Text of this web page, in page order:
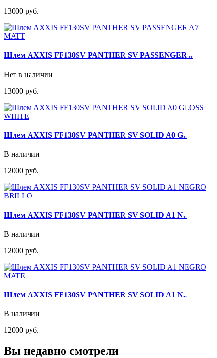
13000 руб.
Шлем AXXIS FF130SV PANTHER SV PASSENGER ..
Нет в наличии
13000 руб.
Шлем AXXIS FF130SV PANTHER SV SOLID A0 G..
В наличии
12000 руб.
Шлем AXXIS FF130SV PANTHER SV SOLID A1 N..
В наличии
12000 руб.
Шлем AXXIS FF130SV PANTHER SV SOLID A1 N..
В наличии
12000 руб.
Вы недавно смотрели